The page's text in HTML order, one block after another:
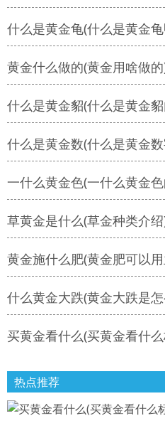
什么是黄金龟(什么是黄金
黄金什么做的(黄金用啥做
什么是黄金貂(什么是黄金
什么是黄金数(什么是黄金
一什么黄金色(一什么黄金
草黄金是什么(草金种类介
黄金施什么肥(黄金肥可以
什么黄金大跌(黄金大跌是
买黄金看什么(买黄金看什
热点推荐